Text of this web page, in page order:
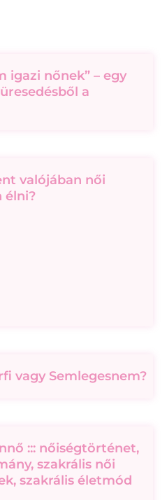
igazi nőnek” – egy
a
valójában női
élni?
vagy Semlegesnem?
::: nőiségtörténet,
szakrális női
szakrális életmód